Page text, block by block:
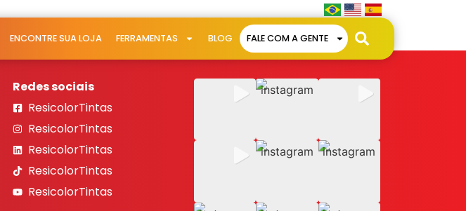
ENCONTRE SUA LOJA FERRAMENTAS BLOG FALE COM A GENTE
Redes sociais
ResicolorTintas
ResicolorTintas
ResicolorTintas
ResicolorTintas
ResicolorTintas